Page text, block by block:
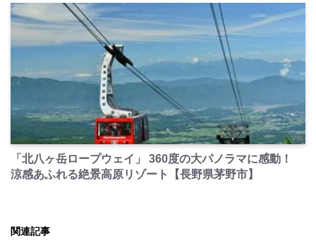
PR
「北八ヶ岳ロープウェイ」 360度の大パノラマに感動！
涼感あふれる絶景高原リゾート【長野県茅野市】
関連記事